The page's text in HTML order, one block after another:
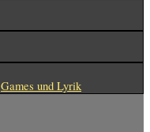
Games und Lyrik